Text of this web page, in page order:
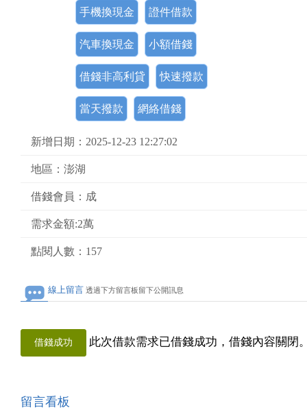
手機換現金 證件借款
汽車換現金 小額借錢
借錢非高利貸 快速撥款
當天撥款 網絡借錢
新增日期：2025-12-23 12:27:02
地區：澎湖
借錢會員：成
需求金額:2萬
點閱人數：157
線上留言 透過下方留言板留下公開訊息
借錢成功 此次借款需求已借錢成功，借錢內容關閉
留言看板